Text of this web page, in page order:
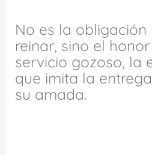
No es la
reinar, sino el
servicio gozoso, la
que imita la
su amada.